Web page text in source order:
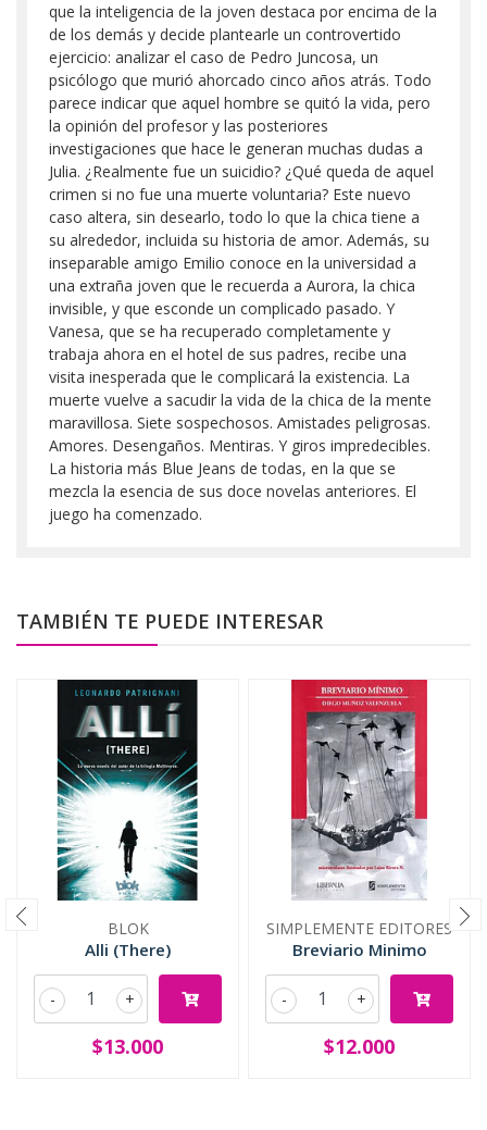
que la inteligencia de la joven destaca por encima de la
de los demás y decide plantearle un controvertido
ejercicio: analizar el caso de Pedro Juncosa, un
psicólogo que murió ahorcado cinco años atrás. Todo
parece indicar que aquel hombre se quitó la vida, pero
la opinión del profesor y las posteriores
investigaciones que hace le generan muchas dudas a
Julia. ¿Realmente fue un suicidio? ¿Qué queda de aquel
crimen si no fue una muerte voluntaria? Este nuevo
caso altera, sin desearlo, todo lo que la chica tiene a
su alrededor, incluida su historia de amor. Además, su
inseparable amigo Emilio conoce en la universidad a
una extraña joven que le recuerda a Aurora, la chica
invisible, y que esconde un complicado pasado. Y
Vanesa, que se ha recuperado completamente y
trabaja ahora en el hotel de sus padres, recibe una
visita inesperada que le complicará la existencia. La
muerte vuelve a sacudir la vida de la chica de la mente
maravillosa. Siete sospechosos. Amistades peligrosas.
Amores. Desengaños. Mentiras. Y giros impredecibles.
La historia más Blue Jeans de todas, en la que se
mezcla la esencia de sus doce novelas anteriores. El
juego ha comenzado.
TAMBIÉN TE PUEDE INTERESAR
BLOK
Alli (There)
+
-
$13.000
SIMPLEMENTE EDITORES
Breviario Minimo
+
-
$12.000